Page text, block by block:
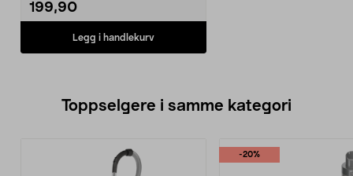
199,90
Legg i handlekurv
Toppselgere i samme kategori
-20%